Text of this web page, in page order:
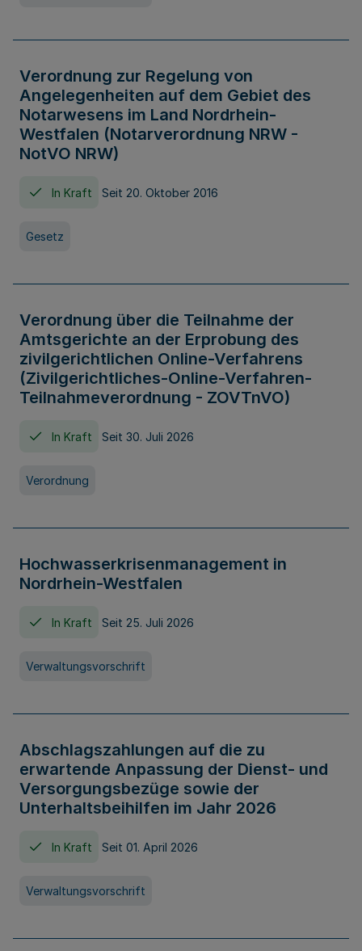
Verordnung zur Regelung von
Angelegenheiten auf dem Gebiet des
Notarwesens im Land Nordrhein-
Westfalen (Notarverordnung NRW -
NotVO NRW)
In Kraft Seit 20. Oktober 2016
Gesetz
Verordnung über die Teilnahme der
Amtsgerichte an der Erprobung des
zivilgerichtlichen Online-Verfahrens
(Zivilgerichtliches-Online-Verfahren-
Teilnahmeverordnung - ZOVTnVO)
In Kraft Seit 30. Juli 2026
Verordnung
Hochwasserkrisenmanagement in
Nordrhein-Westfalen
In Kraft Seit 25. Juli 2026
Verwaltungsvorschrift
Abschlagszahlungen auf die zu
erwartende Anpassung der Dienst- und
Versorgungsbezüge sowie der
Unterhaltsbeihilfen im Jahr 2026
In Kraft Seit 01. April 2026
Verwaltungsvorschrift